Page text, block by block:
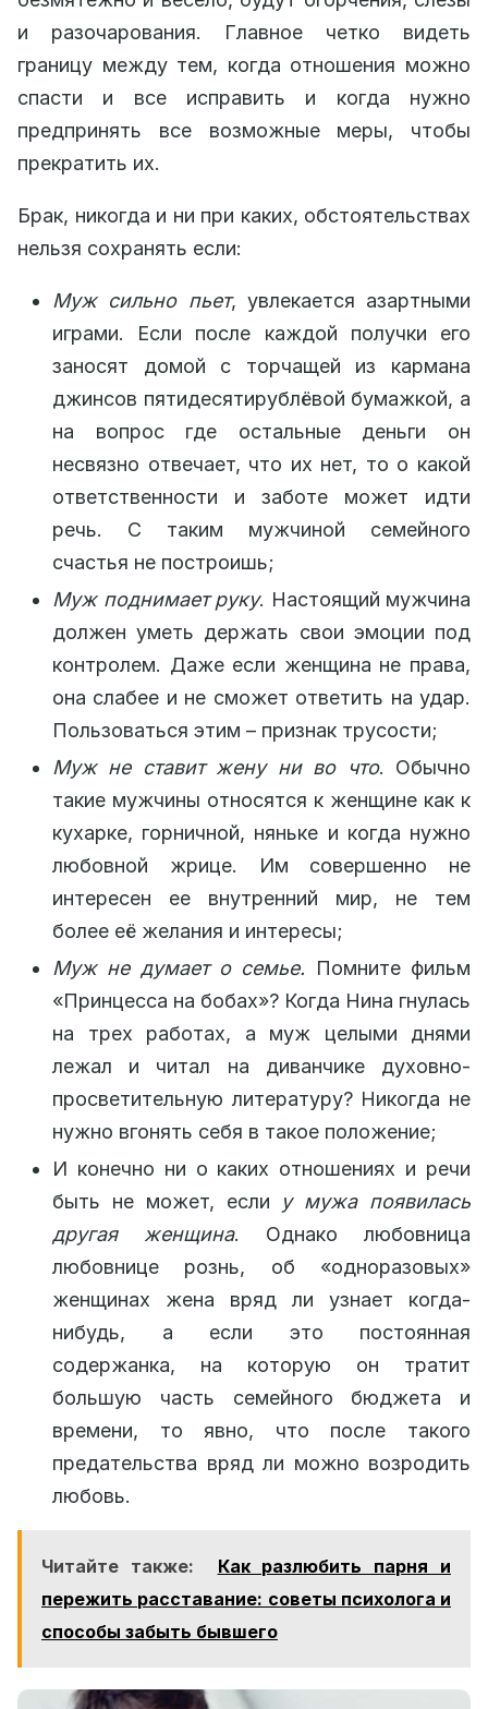
и разочарования. Главное четко видеть
границу между тем, когда отношения можно
спасти и все исправить и когда нужно
предпринять все возможные меры, чтобы
прекратить их.
Брак, никогда и ни при каких, обстоятельствах
нельзя сохранять если:
Муж сильно пьет, увлекается азартными
играми. Если после каждой получки его
заносят домой с торчащей из кармана
джинсов пятидесятирублёвой бумажкой, а
на вопрос где остальные деньги он
несвязно отвечает, что их нет, то о какой
ответственности и заботе может идти
речь. С таким мужчиной семейного
счастья не построишь;
Муж поднимает руку. Настоящий мужчина
должен уметь держать свои эмоции под
контролем. Даже если женщина не права,
она слабее и не сможет ответить на удар.
Пользоваться этим – признак трусости;
Муж не ставит жену ни во что. Обычно
такие мужчины относятся к женщине как к
кухарке, горничной, няньке и когда нужно
любовной жрице. Им совершенно не
интересен ее внутренний мир, не тем
более её желания и интересы;
Муж не думает о семье. Помните фильм
«Принцесса на бобах»? Когда Нина гнулась
на трех работах, а муж целыми днями
лежал и читал на диванчике духовно-
просветительную литературу? Никогда не
нужно вгонять себя в такое положение;
И конечно ни о каких отношениях и речи
быть не может, если
у мужа появилась
другая женщина. Однако любовница
любовнице рознь, об «одноразовых»
женщинах жена вряд ли узнает когда-
нибудь, а если это постоянная
содержанка, на которую он тратит
большую часть семейного бюджета и
времени, то явно, что после такого
предательства вряд ли можно возродить
любовь.
Читайте также:
Как разлюбить парня и
пережить расставание: советы психолога и
способы забыть бывшего